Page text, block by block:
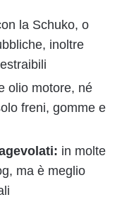
la Schuko, o
inoltre
olio motore, né
freni, gomme e
in molte
ma è meglio